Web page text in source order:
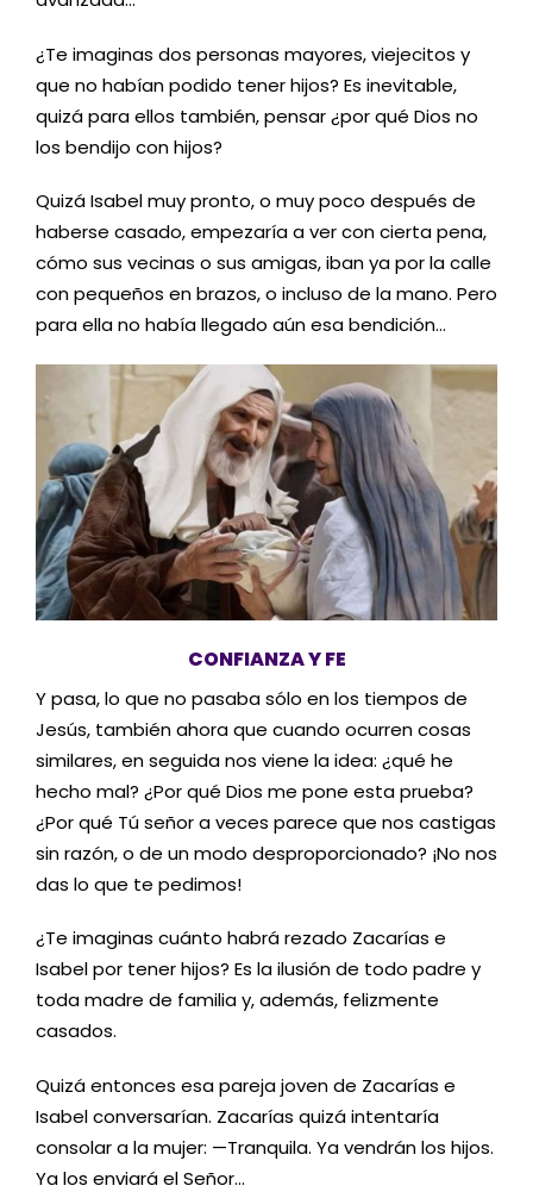
¿Te imaginas dos personas mayores, viejecitos y
que no habían podido tener hijos? Es inevitable,
quizá para ellos también, pensar ¿por qué Dios no
los bendijo con hijos?
Quizá Isabel muy pronto, o muy poco después de
haberse casado, empezaría a ver con cierta pena,
cómo sus vecinas o sus amigas, iban ya por la calle
con pequeños en brazos, o incluso de la mano. Pero
para ella no había llegado aún esa bendición…
CONFIANZA Y FE
Y pasa, lo que no pasaba sólo en los tiempos de
Jesús, también ahora que cuando ocurren cosas
similares, en seguida nos viene la idea: ¿qué he
hecho mal? ¿Por qué Dios me pone esta prueba?
¿Por qué Tú señor a veces parece que nos castigas
sin razón, o de un modo desproporcionado? ¡No nos
das lo que te pedimos!
¿Te imaginas cuánto habrá rezado Zacarías e
Isabel por tener hijos? Es la ilusión de todo padre y
toda madre de familia y, además, felizmente
casados.
Quizá entonces esa pareja joven de Zacarías e
Isabel conversarían. Zacarías quizá intentaría
consolar a la mujer: —Tranquila. Ya vendrán los hijos.
Ya los enviará el Señor…